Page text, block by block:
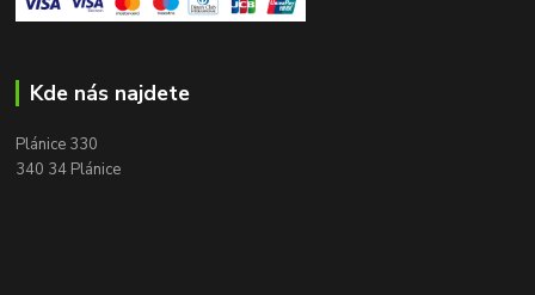
Kde nás najdete
Plánice 330
340 34 Plánice